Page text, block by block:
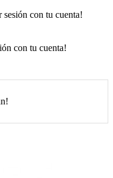
sesión con tu cuenta!
con tu cuenta!